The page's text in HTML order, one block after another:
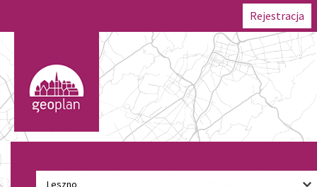
Rejestracja